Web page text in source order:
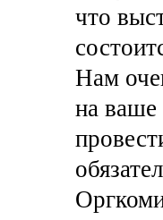
что
Нам
на